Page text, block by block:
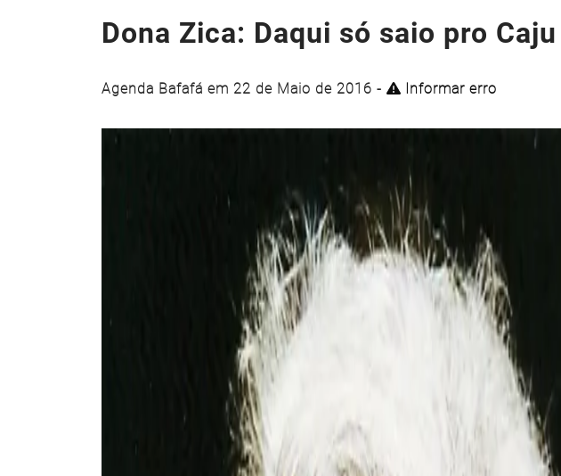
Dona Zica: Daqui só saio pro Caju
Agenda Bafafá em 22 de Maio de 2016 - Informar erro